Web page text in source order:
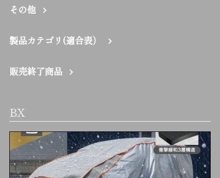
その他
製品カテゴリ(適合表）
販売終了商品
BX